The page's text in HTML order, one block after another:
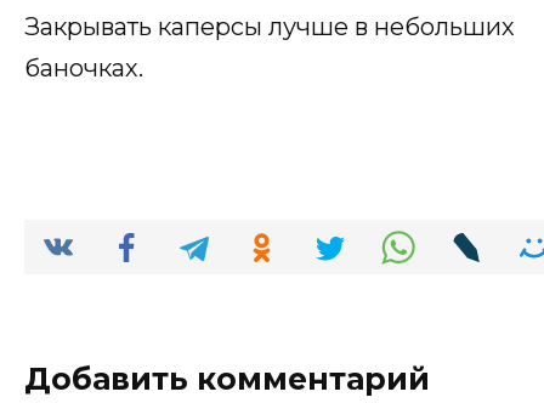
Закрывать каперсы лучше в небольших
баночках.
Добавить комментарий